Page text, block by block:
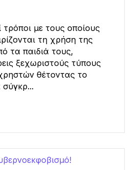
τρόποι με τους οποίους
τη χρήση της
τα παιδιά τους,
ξεχωριστούς τύπους
θέτοντας το
σύγκρ...